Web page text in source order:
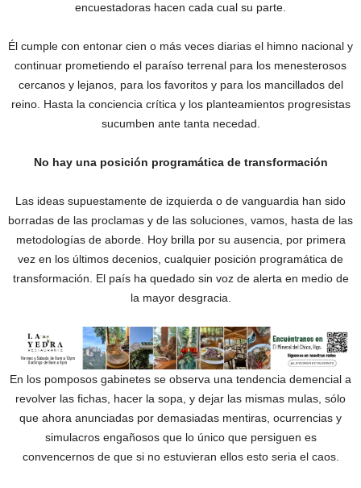
encuestadoras hacen cada cual su parte.
Él cumple con entonar cien o más veces diarias el himno nacional y
continuar prometiendo el ‎paraíso terrenal para los menesterosos
cercanos y lejanos, para los favoritos y para los mancillados del
reino. Hasta la conciencia crítica y los planteamientos progresistas
sucumben ante tanta necedad.
No hay una posición programática de transformación
Las ideas supuestamente de izquierda o de vanguardia han sido
borradas de las proclamas y de las soluciones, vamos, hasta de las
metodologías de aborde. Hoy brilla por su ausencia, por primera
vez en los últimos decenios, cualquier posición programática de
transformación. El país ha quedado sin voz de alerta en medio de
la mayor desgracia.
En los pomposos gabinetes se observa una tendencia demencial a
revolver las fichas, hacer la sopa, y dejar las mismas mulas, sólo
que ahora anunciadas por demasiadas mentiras, ocurrencias y
simulacros engañosos que lo único que persiguen es
convencernos de que si no estuvieran ellos esto seria el caos.